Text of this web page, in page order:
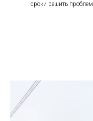
сроки решить